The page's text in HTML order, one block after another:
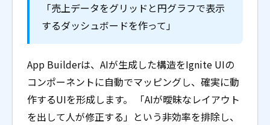
「売上データをグリッドと円グラフで表示
するダッシュボードを作って」
App Builderは、AIが生成した構造をIgnite UIの
コンポーネントに自動でマッピングし、確実に動
作するUIを形成します。 「AIが曖昧なレイアウト
を出して人が修正する」という非効率を排除し、